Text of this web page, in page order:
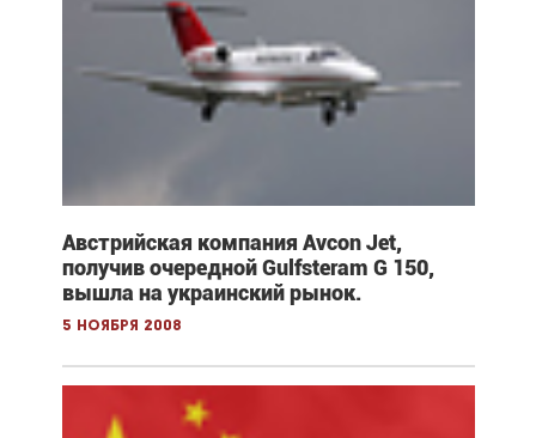
Австрийская компания Avcon Jet,
получив очередной Gulfsteram G 150,
вышла на украинский рынок.
5 ноября 2008